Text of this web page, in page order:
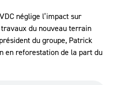
néglige l’impact sur
du nouveau terrain
du groupe, Patrick
en reforestation de la part du